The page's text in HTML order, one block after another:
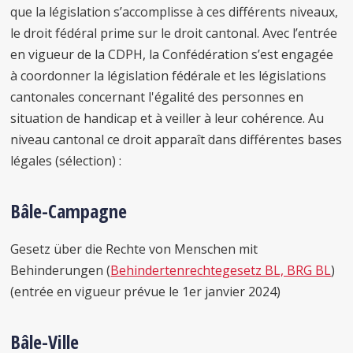
que la législation s’accomplisse à ces différents niveaux,
le droit fédéral prime sur le droit cantonal. Avec l’entrée
en vigueur de la CDPH, la Confédération s’est engagée
à coordonner la législation fédérale et les législations
cantonales concernant l'égalité des personnes en
situation de handicap et à veiller à leur cohérence. Au
niveau cantonal ce droit apparaît dans différentes bases
légales (sélection) :
Bâle-Campagne
Gesetz über die Rechte von Menschen mit
Behinderungen (Behindertenrechtegesetz BL, BRG BL)
(entrée en vigueur prévue le 1er janvier 2024)
Bâle-Ville